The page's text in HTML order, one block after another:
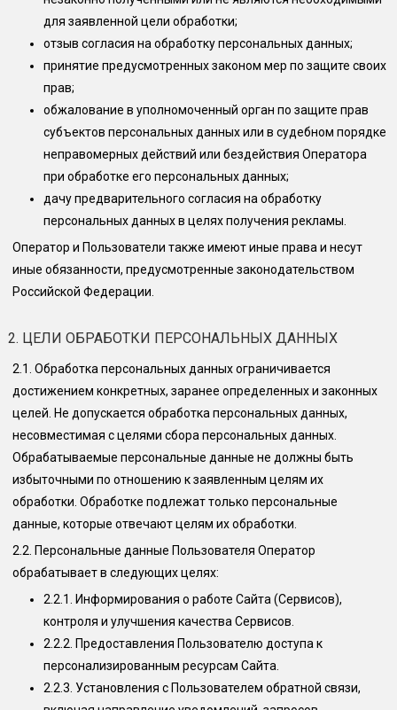
для заявленной цели обработки;
отзыв согласия на обработку персональных данных;
принятие предусмотренных законом мер по защите своих
прав;
обжалование в уполномоченный орган по защите прав
субъектов персональных данных или в судебном порядке
неправомерных действий или бездействия Оператора
при обработке его персональных данных;
дачу предварительного согласия на обработку
персональных данных в целях получения рекламы.
Оператор и Пользователи также имеют иные права и несут
иные обязанности, предусмотренные законодательством
Российской Федерации.
2. ЦЕЛИ ОБРАБОТКИ ПЕРСОНАЛЬНЫХ ДАННЫХ
2.1. Обработка персональных данных ограничивается
достижением конкретных, заранее определенных и законных
целей. Не допускается обработка персональных данных,
несовместимая с целями сбора персональных данных.
Обрабатываемые персональные данные не должны быть
избыточными по отношению к заявленным целям их
обработки. Обработке подлежат только персональные
данные, которые отвечают целям их обработки.
2.2. Персональные данные Пользователя Оператор
обрабатывает в следующих целях:
2.2.1.
Информирования о работе Сайта (Сервисов),
контроля и улучшения качества Сервисов.
2.2.2. Предоставления Пользователю доступа к
персонализированным ресурсам Сайта.
2.2.3. Установления с Пользователем обратной связи,